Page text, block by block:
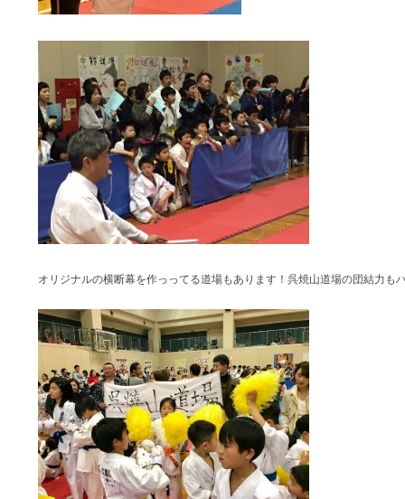
オリジナルの横断幕を作っってる道場もあります！呉焼山道場の団結力も